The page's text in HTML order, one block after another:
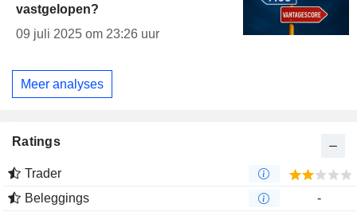
vastgelopen?
09 juli 2025 om 23:26 uur
Meer analyses
Ratings
Trader
Beleggings
-